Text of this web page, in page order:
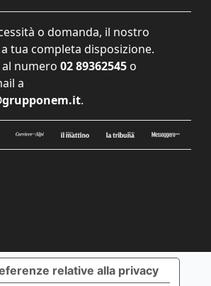
o domanda, il nostro
tua completa disposizione.
numero 02 89362545 o
a
.
relative alla privacy